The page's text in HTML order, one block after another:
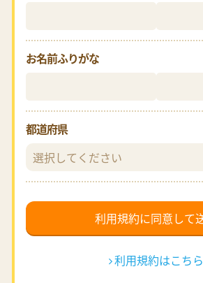
お名前ふりがな
都道府県
利用規約はこちら